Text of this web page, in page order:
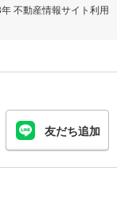
不動産情報サイト利用
友だち追加